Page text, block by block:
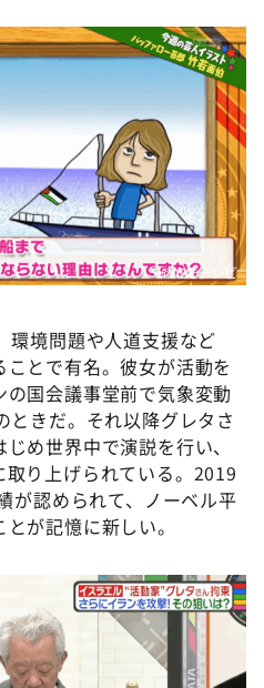
©ABCテレビ
環境問題や人道支援など
とで有名。彼女が活動を
国会議事堂前で気象変動
きだ。それ以降グレタさ
め世界中で演説を行い、
り上げられている。2019
が認められて、ノーベル平
が記憶に新しい。